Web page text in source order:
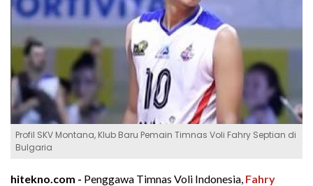
Profil SKV Montana, Klub Baru Pemain Timnas Voli Fahry Septian di
Bulgaria
hitekno.com - Penggawa Timnas Voli Indonesia, Fahry